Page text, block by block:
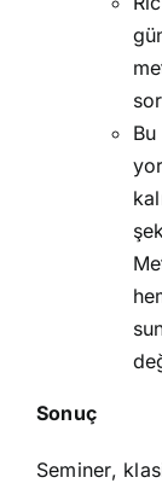
Sonuç
Seminer,